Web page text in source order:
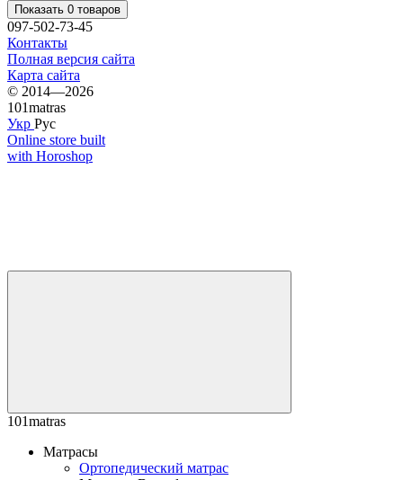
Показать 0 товаров
097-502-73-45
Контакты
Полная версия сайта
Карта сайта
© 2014—2026
101matras
Укр Рус
Online store built
with Horoshop
101matras
Матрасы
Ортопедический матрас